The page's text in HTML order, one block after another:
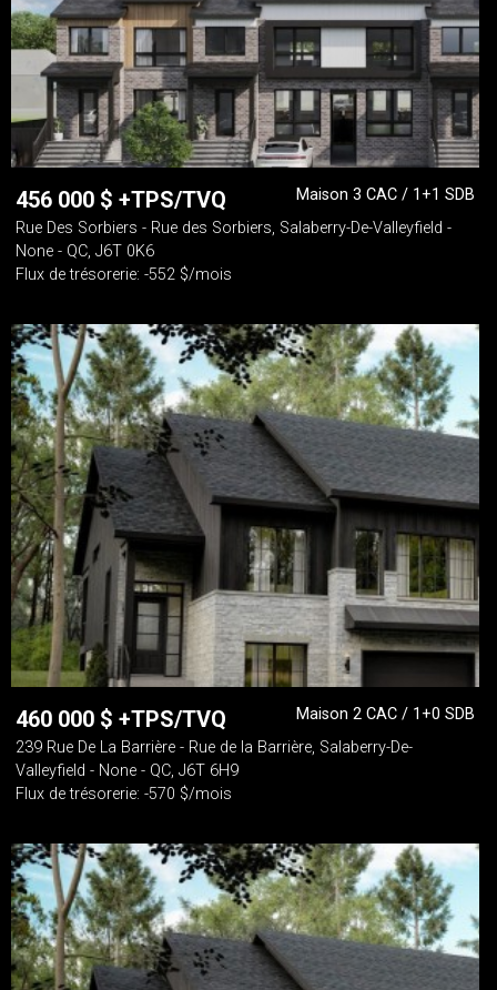
456 000 $ +TPS/TVQ
Maison 3 CAC / 1+1 SDB
Rue Des Sorbiers - Rue des Sorbiers, Salaberry-De-Valleyfield -
None - QC, J6T 0K6
Flux de trésorerie: -552 $/mois
460 000 $ +TPS/TVQ
Maison 2 CAC / 1+0 SDB
239 Rue De La Barrière - Rue de la Barrière, Salaberry-De-
Valleyfield - None - QC, J6T 6H9
Flux de trésorerie: -570 $/mois